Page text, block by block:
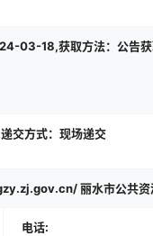
03-18,获取方法：公告
交方式：现场递交
丽水市公
电话: